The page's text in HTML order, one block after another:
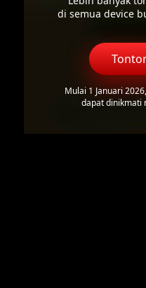
di semua device
Mulai 1 Januari
dapat dinikmati